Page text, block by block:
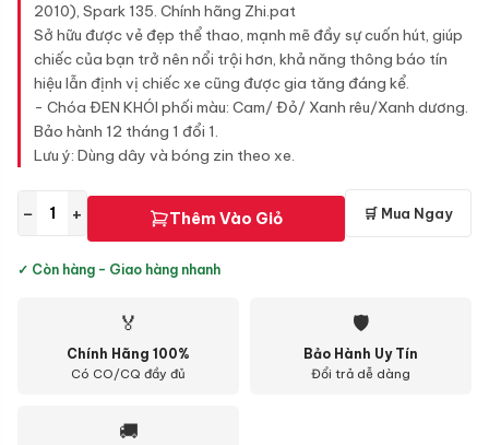
2010), Spark 135. Chính hãng Zhi.pat
Sở hữu được vẻ đẹp thể thao, mạnh mẽ đầy sự cuốn hút, giúp
chiếc của bạn trở nên nổi trội hơn, khả năng thông báo tín
hiệu lẫn định vị chiếc xe cũng được gia tăng đáng kể.
- Chóa ĐEN KHÓI phối màu: Cam/ Đỏ/ Xanh rêu/Xanh dương.
Bảo hành 12 tháng 1 đổi 1.
Lưu ý: Dùng dây và bóng zin theo xe.
− + Thêm Vào Giỏ 🛒 Mua Ngay
✓ Còn hàng - Giao hàng nhanh
🏅
Chính Hãng 100%
Có CO/CQ đầy đủ
🛡
Bảo Hành Uy Tín
Đổi trả dễ dàng
🚚